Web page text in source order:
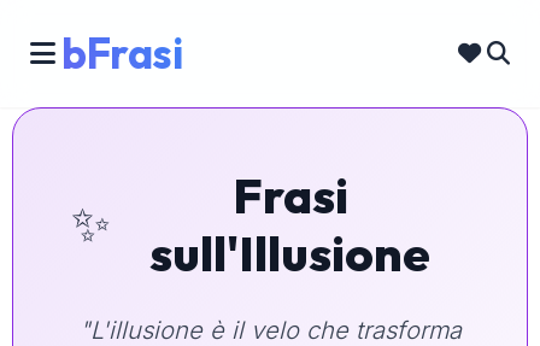
bFrasi
✨
Frasi
sull'Illusione
"L'illusione è il velo che trasforma